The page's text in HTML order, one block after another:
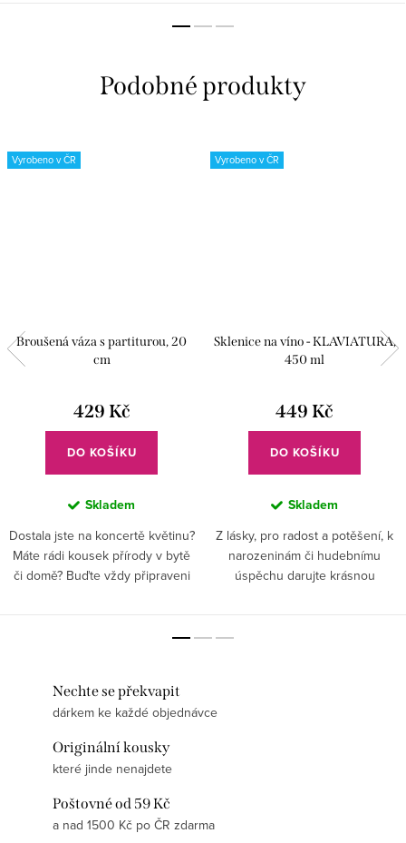
Vyrobeno v ČR
Broušená váza s partiturou, 20
cm
429 Kč
DO KOŠÍKU
Skladem
Dostala jste na koncertě květinu?
Máte rádi kousek přírody v bytě
či domě? Buďte vždy připraveni
Vyrobeno v ČR
Sklenice na víno - KLAVIATURA,
450 ml
449 Kč
DO KOŠÍKU
Skladem
Z lásky, pro radost a potěšení, k
narozeninám či hudebnímu
úspěchu darujte krásnou
Nechte se překvapit
dárkem ke každé objednávce
Originální kousky
které jinde nenajdete
Poštovné od 59 Kč
a nad 1500 Kč po ČR zdarma